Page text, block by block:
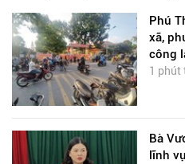
Phú
xã,
công
1 phút
Bà
lĩnh